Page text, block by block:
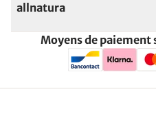
allnatura
Moyens de paiement